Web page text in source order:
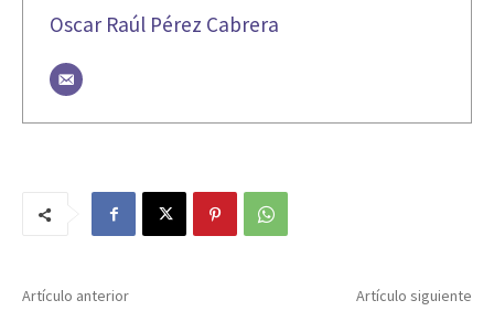
Oscar Raúl Pérez Cabrera
Artículo anterior Artículo siguiente